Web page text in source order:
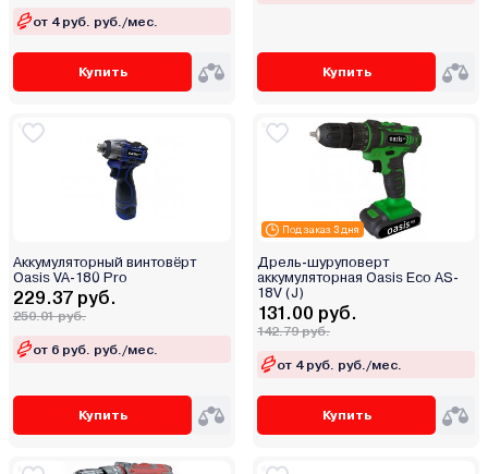
от 4 руб. руб./мес.
Купить Купить
Аккумуляторный винтовёрт
Oasis VA-180 Pro
229.37 руб.
250.01 руб.
от 6 руб. руб./мес.
Купить
Под заказ 3 дня
Дрель-шуруповерт
аккумуляторная Oasis Eco AS-
18V (J)
131.00 руб.
142.79 руб.
от 4 руб. руб./мес.
Купить